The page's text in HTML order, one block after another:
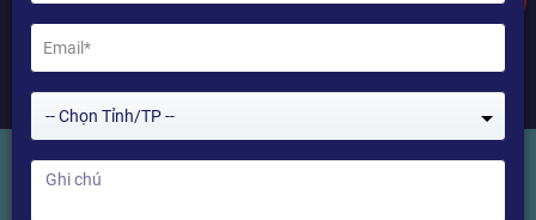
HIMEDIA H1 Plus - 4 Nhân, ROM
-- Chọn Tỉnh/TP --